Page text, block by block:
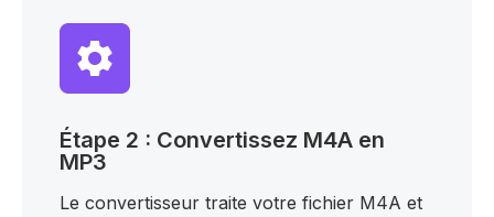
Étape 2 : Convertissez M4A en
MP3
Le convertisseur traite votre fichier M4A et